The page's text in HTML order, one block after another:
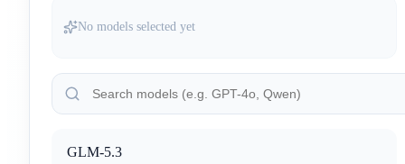
No models selected yet
GLM-5.3